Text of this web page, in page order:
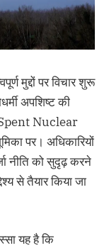
मुद्दों पर विचार शुरू
अपशिष्ट की
(Spent Nuclear
पर। अधिकारियों
नीति को सुदृढ़ करने
से तैयार किया जा
यह है कि